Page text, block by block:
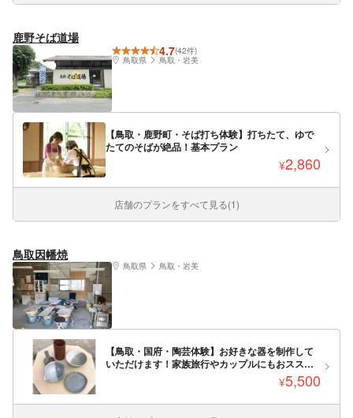
鹿野そば道場
4.7(42件)
鳥取県
鳥取・岩美
【鳥取・鹿野町・そば打ち体験】打ちたて、ゆで
たてのそばが絶品！基本プラン
¥2,860
店舗のプランをすべて見る(1)
鳥取因幡焼
鳥取県 鳥取・岩美
【鳥取・国府・陶芸体験】お好きな器を制作して
いただけます！家族旅行やカップルにもおスス
¥5,500